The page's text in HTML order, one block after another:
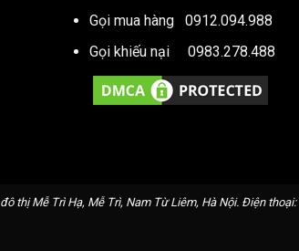
Gọi mua hàng0912.094.988
Gọi khiếu nại0983.278.488
thị Mễ Trì Hạ, Mễ Trì, Nam Từ Liêm, Hà Nội. Điện thoại: